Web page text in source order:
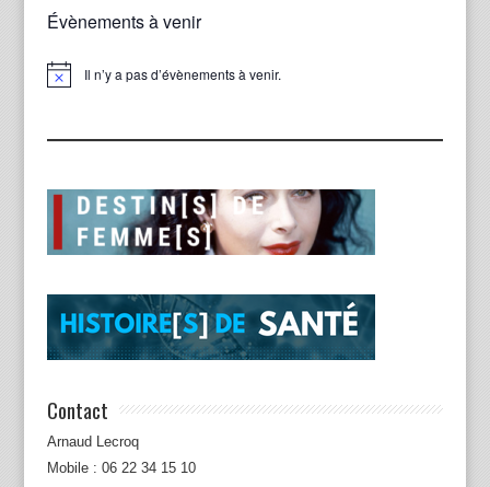
Évènements à venir
Notice Il n’y a pas d’évènements à venir.
Contact
Arnaud Lecroq
Mobile : 06 22 34 15 10